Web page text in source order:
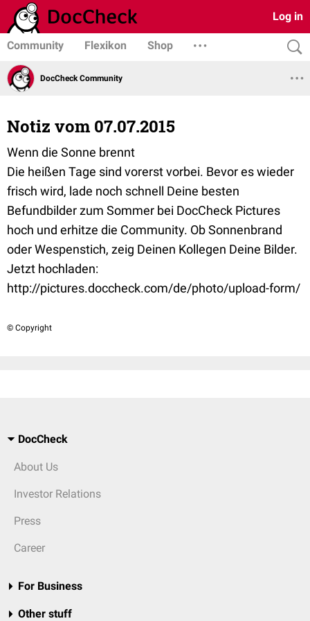
Log in
Community Flexikon Shop
DocCheck Community
Notiz vom 07.07.2015
Wenn die Sonne brennt
Die heißen Tage sind vorerst vorbei. Bevor es wieder
frisch wird, lade noch schnell Deine besten
Befundbilder zum Sommer bei DocCheck Pictures
hoch und erhitze die Community. Ob Sonnenbrand
oder Wespenstich, zeig Deinen Kollegen Deine Bilder.
Jetzt hochladen:
http://pictures.doccheck.com/de/photo/upload-form/
© Copyright
DocCheck
About Us
Investor Relations
Press
Career
For Business
Other stuff